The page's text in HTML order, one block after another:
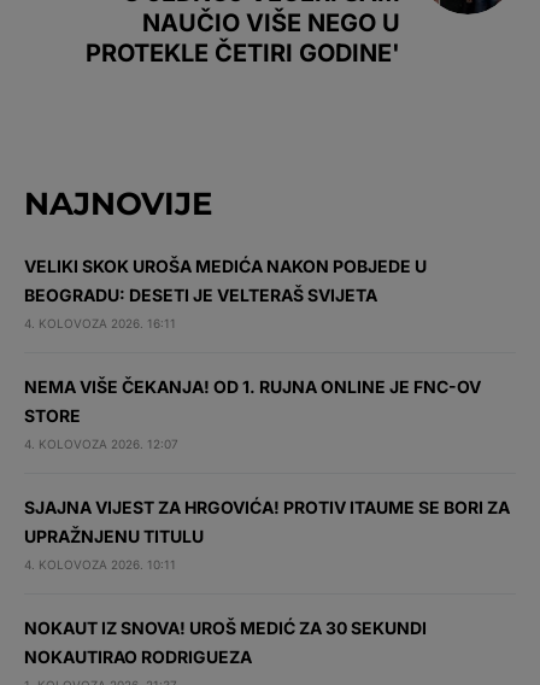
NAUČIO VIŠE NEGO U
PROTEKLE ČETIRI GODINE'
NAJNOVIJE
VELIKI SKOK UROŠA MEDIĆA NAKON POBJEDE U
BEOGRADU: DESETI JE VELTERAŠ SVIJETA
4. KOLOVOZA 2026. 16:11
NEMA VIŠE ČEKANJA! OD 1. RUJNA ONLINE JE FNC-OV
STORE
4. KOLOVOZA 2026. 12:07
SJAJNA VIJEST ZA HRGOVIĆA! PROTIV ITAUME SE BORI ZA
UPRAŽNJENU TITULU
4. KOLOVOZA 2026. 10:11
NOKAUT IZ SNOVA! UROŠ MEDIĆ ZA 30 SEKUNDI
NOKAUTIRAO RODRIGUEZA